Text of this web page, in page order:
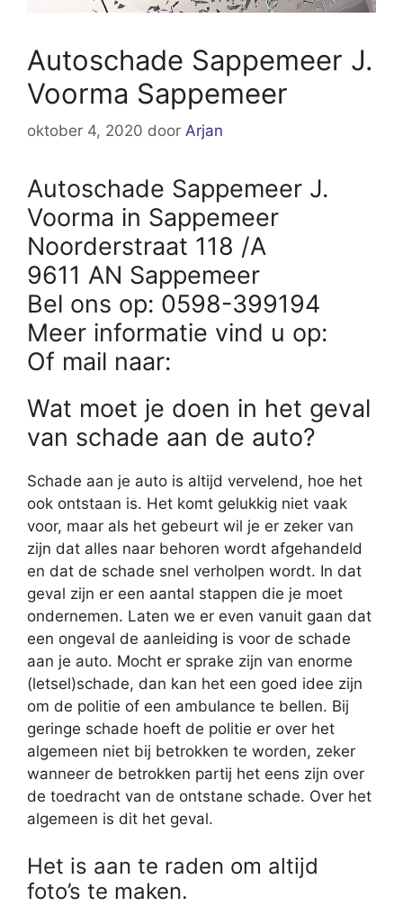
Autoschade Sappemeer J.
Voorma Sappemeer
oktober 4, 2020 door Arjan
Autoschade Sappemeer J.
Voorma in Sappemeer
Noorderstraat 118 /A
9611 AN Sappemeer
Bel ons op: 0598-399194
Meer informatie vind u op:
Of mail naar:
Wat moet je doen in het geval
van schade aan de auto?
Schade aan je auto is altijd vervelend, hoe het
ook ontstaan is. Het komt gelukkig niet vaak
voor, maar als het gebeurt wil je er zeker van
zijn dat alles naar behoren wordt afgehandeld
en dat de schade snel verholpen wordt. In dat
geval zijn er een aantal stappen die je moet
ondernemen. Laten we er even vanuit gaan dat
een ongeval de aanleiding is voor de schade
aan je auto. Mocht er sprake zijn van enorme
(letsel)schade, dan kan het een goed idee zijn
om de politie of een ambulance te bellen. Bij
geringe schade hoeft de politie er over het
algemeen niet bij betrokken te worden, zeker
wanneer de betrokken partij het eens zijn over
de toedracht van de ontstane schade. Over het
algemeen is dit het geval.
Het is aan te raden om altijd
foto’s te maken.